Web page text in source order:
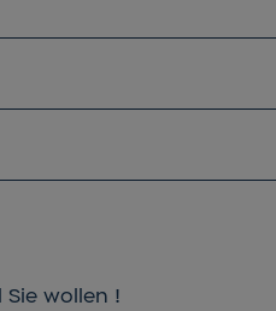
wollen !